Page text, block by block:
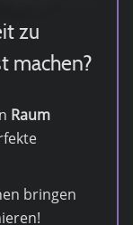
zu
machen?
Raum
bringen